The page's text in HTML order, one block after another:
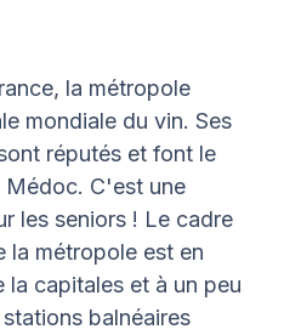
la métropole
mondiale du vin. Ses
réputés et font le
Médoc. C'est une
les seniors ! Le cadre
la métropole est en
la capitales et à un peu
balnéaires